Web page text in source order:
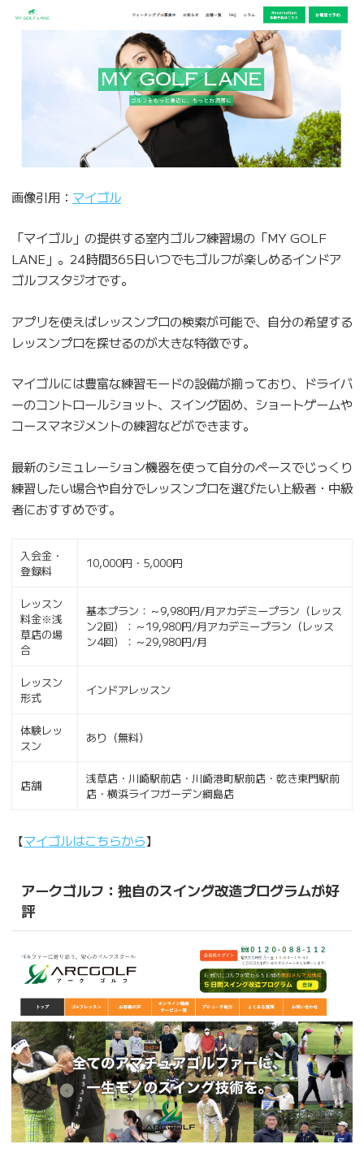
画像引用： マイゴル
「マイゴル」の提供する室内ゴルフ練習場の「MY GOLF
LANE」。24時間365日いつでもゴルフが楽しめるインドア
ゴルフスタジオです。
アプリを使えばレッスンプロの検索が可能で、自分の希望する
レッスンプロを探せるのが大きな特徴です。
マイゴルには豊富な練習モードの設備が揃っており、ドライバ
ーのコントロールショット、スイング固め、ショートゲームや
コースマネジメントの練習などができます。
最新のシミュレーション機器を使って自分のペースでじっくり
練習したい場合や自分でレッスンプロを選びたい上級者・中級
者におすすめです。
入会金・
登録料
10,000円・5,000円
レッスン
料金※浅
草店の場
合
基本プラン：～9,980円/月アカデミープラン（レッス
ン2回）：～19,980円/月アカデミープラン（レッス
ン4回）：～29,980円/月
レッスン
形式
インドアレッスン
体験レッ
スン
あり（無料）
店舗
浅草店・川崎駅前店・川崎港町駅前店・乾き東門駅前
店・横浜ライフガーデン綱島店
【マイゴルはこちらから】
アークゴルフ：独自のスイング改造プログラムが好
評